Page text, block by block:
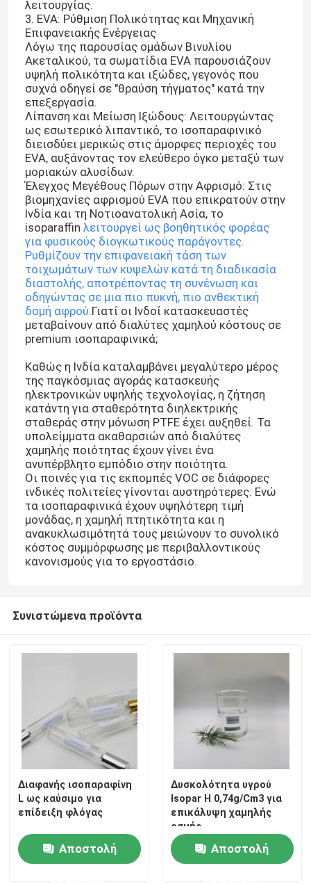
Σπίτι
Προϊόντα
βίντεο
Περίπου εμείς
Γύρος εργοστασίων
Περιπτώσεις
Ρευστό Isoparaffin
Ρευστό Λ Isopar
Ρευστό Isopar Μ
λειτουργίας.
3. EVA: Ρύθμιση Πολικότητας και Μηχανική
Επιφανειακής Ενέργειας
Λόγω της παρουσίας ομάδων Βινυλίου
Ακεταλικού, τα σωματίδια EVA παρουσιάζουν
υψηλή πολικότητα και ιξώδες, γεγονός που
συχνά οδηγεί σε "θραύση τήγματος" κατά την
επεξεργασία.
Λίπανση και Μείωση Ιξώδους: Λειτουργώντας
ως εσωτερικό λιπαντικό, το ισοπαραφινικό
διεισδύει μερικώς στις άμορφες περιοχές του
EVA, αυξάνοντας τον ελεύθερο όγκο μεταξύ των
μοριακών αλυσίδων.
Έλεγχος Μεγέθους Πόρων στην Αφρισμό: Στις
βιομηχανίες αφρισμού EVA που επικρατούν στην
Ινδία και τη Νοτιοανατολική Ασία, το
isoparaffin λειτουργεί ως βοηθητικός φορέας
για φυσικούς διογκωτικούς παράγοντες.
Ρυθμίζουν την επιφανειακή τάση των
τοιχωμάτων των κυψελών κατά τη διαδικασία
διαστολής, αποτρέποντας τη συνένωση και
οδηγώντας σε μια πιο πυκνή, πιο ανθεκτική
δομή αφρού.Γιατί οι Ινδοί κατασκευαστές
μεταβαίνουν από διαλύτες χαμηλού κόστους σε
premium ισοπαραφινικά;
Καθώς η Ινδία καταλαμβάνει μεγαλύτερο μέρος
της παγκόσμιας αγοράς κατασκευής
ηλεκτρονικών υψηλής τεχνολογίας, η ζήτηση
κατάντη για σταθερότητα διηλεκτρικής
σταθεράς στην μόνωση PTFE έχει αυξηθεί. Τα
υπολείμματα ακαθαρσιών από διαλύτες
χαμηλής ποιότητας έχουν γίνει ένα
ανυπέρβλητο εμπόδιο στην ποιότητα.
Οι ποινές για τις εκπομπές VOC σε διάφορες
ινδικές πολιτείες γίνονται αυστηρότερες. Ενώ
τα ισοπαραφινικά έχουν υψηλότερη τιμή
μονάδας, η χαμηλή πτητικότητα και η
ανακυκλωσιμότητά τους μειώνουν το συνολικό
κόστος συμμόρφωσης με περιβαλλοντικούς
κανονισμούς για το εργοστάσιο.
Συνιστώμενα προϊόντα
Διαφανής ισοπαραφίνη
L ως καύσιμο για
επίδειξη φλόγας
Αποστολή
Δυσκολότητα υγρού
Isopar H 0,74g/Cm3 για
επικάλυψη χαμηλής
οσμής
Αποστολή